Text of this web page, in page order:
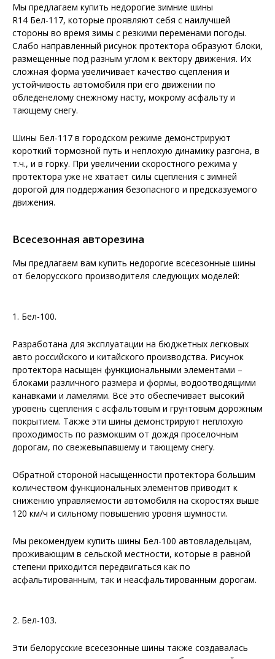
Мы предлагаем купить недорогие зимние шины
R14 Бел-117, которые проявляют себя с наилучшей
стороны во время зимы с резкими переменами погоды.
Слабо направленный рисунок протектора образуют блоки,
размещенные под разным углом к вектору движения. Их
сложная форма увеличивает качество сцепления и
устойчивость автомобиля при его движении по
обледенелому снежному насту, мокрому асфальту и
тающему снегу.
Шины Бел-117 в городском режиме демонстрируют
короткий тормозной путь и неплохую динамику разгона, в
т.ч., и в горку. При увеличении скоростного режима у
протектора уже не хватает силы сцепления с зимней
дорогой для поддержания безопасного и предсказуемого
движения.
Всесезонная авторезина
Мы предлагаем вам купить недорогие всесезонные шины
от белорусского производителя следующих моделей:
1. Бел-100.
Разработана для эксплуатации на бюджетных легковых
авто российского и китайского производства. Рисунок
протектора насыщен функциональными элементами –
блоками различного размера и формы, водоотводящими
канавками и ламелями. Всё это обеспечивает высокий
уровень сцепления с асфальтовым и грунтовым дорожным
покрытием. Также эти шины демонстрируют неплохую
проходимость по размокшим от дождя проселочным
дорогам, по свежевыпавшему и тающему снегу.
Обратной стороной насыщенности протектора большим
количеством функциональных элементов приводит к
снижению управляемости автомобиля на скоростях выше
120 км/ч и сильному повышению уровня шумности.
Мы рекомендуем купить шины Бел-100 автовладельцам,
проживающим в сельской местности, которые в равной
степени приходится передвигаться как по
асфальтированным, так и неасфальтированным дорогам.
2. Бел-103.
Эти белорусские всесезонные шины также создавалась